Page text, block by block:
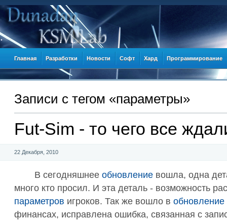
Главная Разработки Новости Софт Хард Программирование
Записи c тегом «параметры»
Fut-Sim - то чего все
22 Декабря, 2010
В сегодняшнее обновление вошла, одна
много кто просил. И эта деталь - возможность
параметров игроков. Так же вошло в обновление
финансах, исправлена ошибка, связанная с